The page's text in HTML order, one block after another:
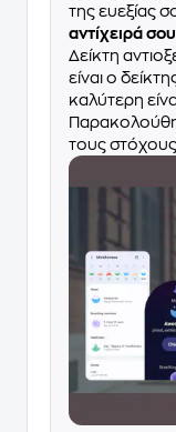
της ευεξίας
αντίχειρά
Δείκτη
είναι ο
καλύτερη
τους